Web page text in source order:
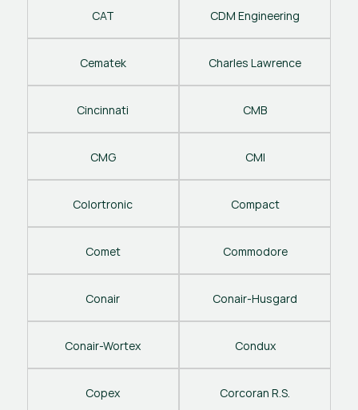
CAT CDM Engineering
Cematek Charles Lawrence
Cincinnati CMB
CMG CMI
Colortronic Compact
Comet Commodore
Conair Conair-Husgard
Conair-Wortex Condux
Copex Corcoran R.S.